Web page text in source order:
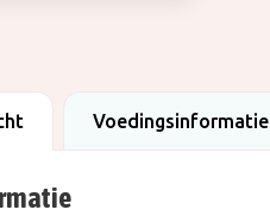
Voedingsinformatie